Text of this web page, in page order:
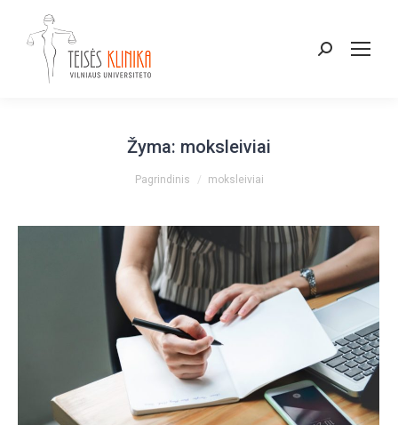
Paieška:
Žyma: moksleiviai
You are here:
Pagrindinis moksleiviai